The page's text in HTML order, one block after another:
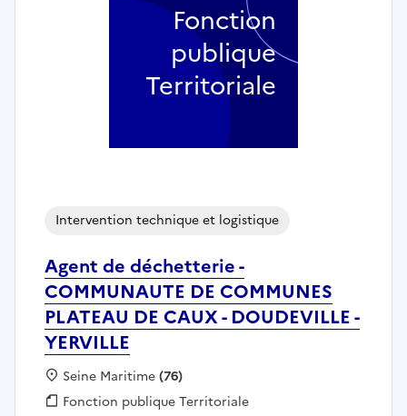
Agent de déchetterie -
COMMUNAUTE DE COMMUNES
PLATEAU DE CAUX - DOUDEVILLE -
YERVILLE
Intervention technique et logistique
Localisation :
Seine Maritime(76)
Fonction publique :
Fonction publique Territoriale
Fonction
publique
Territoriale